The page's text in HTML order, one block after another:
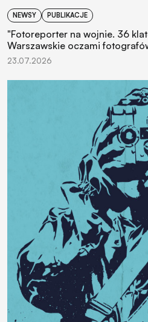
NEWSY PUBLIKACJE
"Fotoreporter na wojnie. 36
Warszawskie oczami
23.07.2026